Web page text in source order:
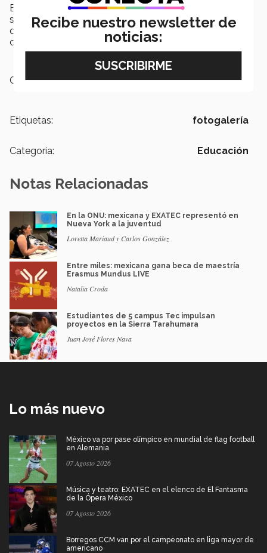
El evento finalizó con música mariachi a modo de
sorpresa para todos los profesores, amenizando el
desayuno y celebrando la importancia de este día en el
campus y a nivel nacional.
Campus: Puebla
Etiquetas: fotogalería
Categoría: Educación
Notas Relacionadas
En la ONU: mexicana y EXATEC representó en
Nueva York a la juventud
Loretta Mariaud y Carlos González
Entre miles: mexicana gana beca de maestría
Erasmus Mundus LIVE
Natalia Croda
Estudiantes de 5 campus Tec impulsan
proyectos en la Sierra Tarahumara
Juan José Flores Nava
Lo más nuevo
México va por pase olímpico en mundial de flag football
en Alemania
07 Agosto 2026
Música y teatro: EXATEC en el elenco de El Fantasma
de la Ópera México
07 Agosto 2026
Borregos CCM van por el campeonato en liga mayor de
americano
Recibe nuestro newsletter de
noticias: